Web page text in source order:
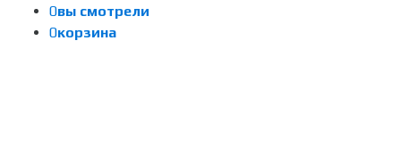
0вы смотрели
0корзина